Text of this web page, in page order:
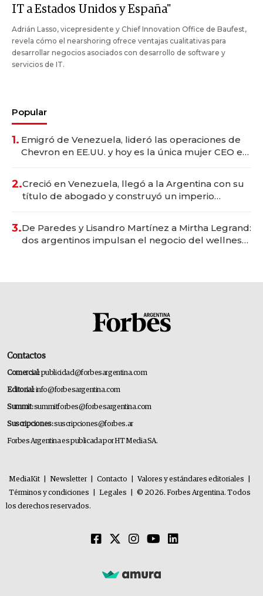
IT a Estados Unidos y España"
Adrián Lasso, vicepresidente y Chief Innovation Office de Baufest,
revela cómo el nearshoring ofrece ventajas cualitativas para
desarrollar negocios asociados con desarrollo de software y
servicios de IT.
Popular
1. Emigró de Venezuela, lideró las operaciones de
Chevron en EE.UU. y hoy es la única mujer CEO en
2.Creció en Venezuela, llegó a la Argentina con su
título de abogado y construyó un imperio
3.De Paredes y Lisandro Martínez a Mirtha Legrand:
dos argentinos impulsan el negocio del wellness
Contactos
Comercial:publicidad@forbesargentina.com
Editorial:info@forbesargentina.com
Summit:summitforbes@forbesargentina.com
Suscripciones:suscripciones@forbes.ar
Forbes Argentina es publicada por HT Media SA.
MediaKit Newsletter Contacto Valores y estándares editoriales
Términos y condiciones
Legales
© 2026. Forbes Argentina. Todos
los derechos reservados.